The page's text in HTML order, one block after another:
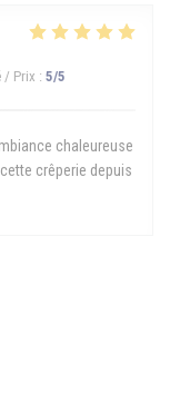
/ Prix : 5/5
chaleureuse
crêperie depuis